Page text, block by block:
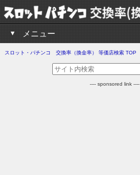
メニュー
スロット・パチンコ 交換率（換金率） 等価店検索 TOP
---- sponsored link ----